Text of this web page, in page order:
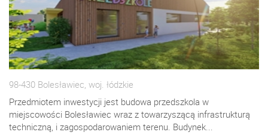
98-430 Bolesławiec, woj. łódzkie
Przedmiotem inwestycji jest budowa przedszkola w
miejscowości Bolesławiec wraz z towarzyszącą infrastrukturą
techniczną, i zagospodarowaniem terenu. Budynek...